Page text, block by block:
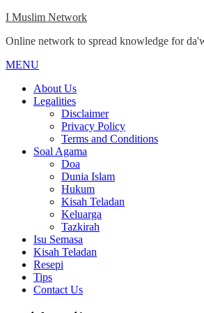
Skip
content
I Muslim Network
Online network to spread knowledge for
MENU
Menu
About Us
Legalities
Disclaimer
Privacy Policy
Terms and Conditions
Soal Agama
Doa
Dunia Islam
Hukum
Kisah Teladan
Keluarga
Tazkirah
Isu Semasa
Kisah Teladan
Resepi
Tips
Contact Us